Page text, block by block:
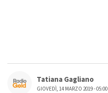
Tatiana Gagliano
GIOVEDÌ, 14 MARZO 2019 - 05:00